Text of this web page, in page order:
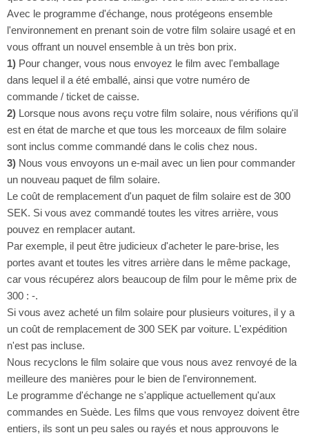
Avec le programme d'échange, nous protégeons ensemble
l'environnement en prenant soin de votre film solaire usagé et en
vous offrant un nouvel ensemble à un très bon prix.
1) Pour changer, vous nous envoyez le film avec l'emballage
dans lequel il a été emballé, ainsi que votre numéro de
commande / ticket de caisse.
2) Lorsque nous avons reçu votre film solaire, nous vérifions qu'il
est en état de marche et que tous les morceaux de film solaire
sont inclus comme commandé dans le colis chez nous.
3) Nous vous envoyons un e-mail avec un lien pour commander
un nouveau paquet de film solaire.
Le coût de remplacement d'un paquet de film solaire est de 300
SEK. Si vous avez commandé toutes les vitres arrière, vous
pouvez en remplacer autant.
Par exemple, il peut être judicieux d'acheter le pare-brise, les
portes avant et toutes les vitres arrière dans le même package,
car vous récupérez alors beaucoup de film pour le même prix de
300 : -.
Si vous avez acheté un film solaire pour plusieurs voitures, il y a
un coût de remplacement de 300 SEK par voiture. L'expédition
n'est pas incluse.
Nous recyclons le film solaire que vous nous avez renvoyé de la
meilleure des manières pour le bien de l'environnement.
Le programme d'échange ne s'applique actuellement qu'aux
commandes en Suède. Les films que vous renvoyez doivent être
entiers, ils sont un peu sales ou rayés et nous approuvons le